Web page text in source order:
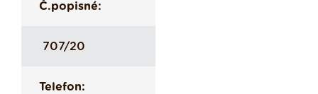
Č.popisné:
707/20
Telefon: